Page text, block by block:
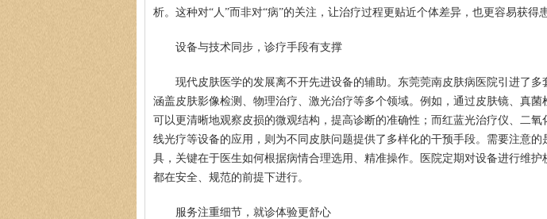
析。这种对“人”而非对“病”的关注，让治疗过程更贴近个体差异，也更容易获得
设备与技术同步，诊疗手段有支撑
现代皮肤医学的发展离不开先进设备的辅助。东莞莞南皮肤病医院引进了多
涵盖皮肤影像检测、物理治疗、激光治疗等多个领域。例如，通过皮肤镜、真菌
可以更清晰地观察皮损的微观结构，提高诊断的准确性；而红蓝光治疗仪、二氧
线光疗等设备的应用，则为不同皮肤问题提供了多样化的干预手段。需要注意的
具，关键在于医生如何根据病情合理选用、精准操作。医院定期对设备进行维护
都在安全、规范的前提下进行。
服务注重细节，就诊体验更舒心
医生简介：从事